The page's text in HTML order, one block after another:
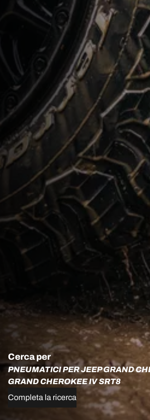
Cerca per
PNEUMATICI PER JEEP GRAND
GRAND CHEROKEE IV SRT8
Completa la ricerca